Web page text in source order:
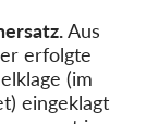
Aus
erfolgte
(im
eingeklagt